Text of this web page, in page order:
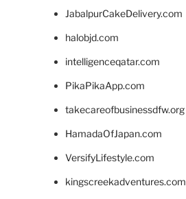
JabalpurCakeDelivery.com
halobjd.com
intelligenceqatar.com
PikaPikaApp.com
takecareofbusinessdfw.org
HamadaOfJapan.com
VersifyLifestyle.com
kingscreekadventures.com